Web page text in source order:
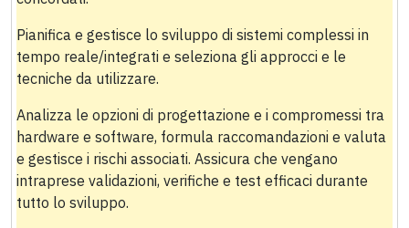
Pianifica e gestisce lo sviluppo di sistemi complessi in
tempo reale/integrati e seleziona gli approcci e le
tecniche da utilizzare.
Analizza le opzioni di progettazione e i compromessi tra
hardware e software, formula raccomandazioni e valuta
e gestisce i rischi associati. Assicura che vengano
intraprese validazioni, verifiche e test efficaci durante
tutto lo sviluppo.